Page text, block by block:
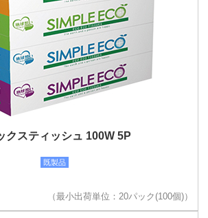
クスティッシュ 100W 5P
既製品
（最小出荷単位：20パック(100個)）